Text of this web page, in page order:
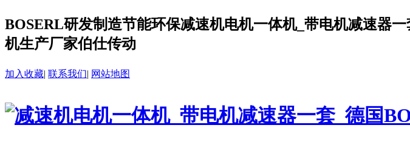
BOSERL研发制造节能环保减速机电机一体机_带电机减速器
机生产厂家伯仕传动
加入收藏| 联系我们| 网站地图